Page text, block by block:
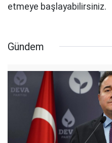
etmeye başlayabilirsiniz.
Gündem